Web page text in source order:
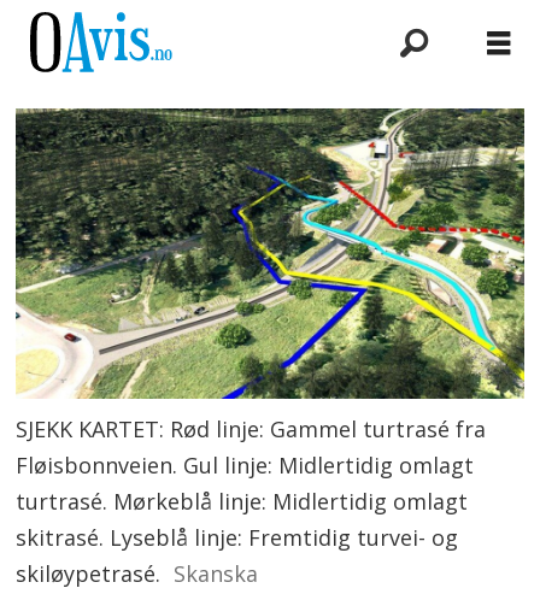
SJEKK KARTET: Rød linje: Gammel turtrasé fra
Fløisbonnveien. Gul linje: Midlertidig omlagt
turtrasé. Mørkeblå linje: Midlertidig omlagt
skitrasé. Lyseblå linje: Fremtidig turvei- og
skiløypetrasé. Skanska